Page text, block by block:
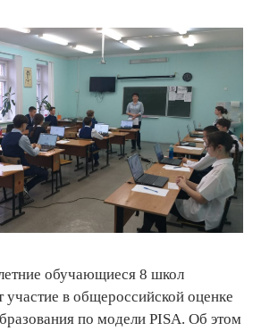
обучающиеся 8 школ
участие в общероссийской оценке
по модели PISA. Об этом